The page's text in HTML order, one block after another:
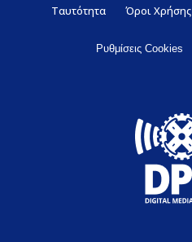
Ταυτότητα Όροι Χρήσης
Ρυθμίσεις Cookies